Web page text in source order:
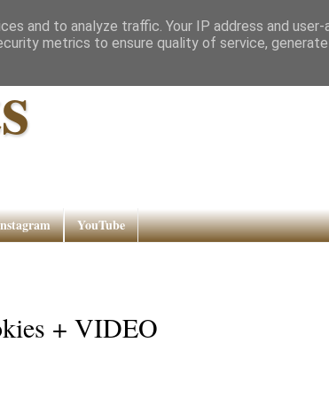
YouTube
+ VIDEO
and to analyze traffic. Your IP address and user-
metrics to ensure quality of service,